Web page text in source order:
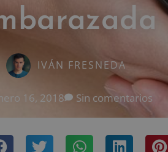
IVÁN FRESNEDA
16, 2018 Sin comentarios